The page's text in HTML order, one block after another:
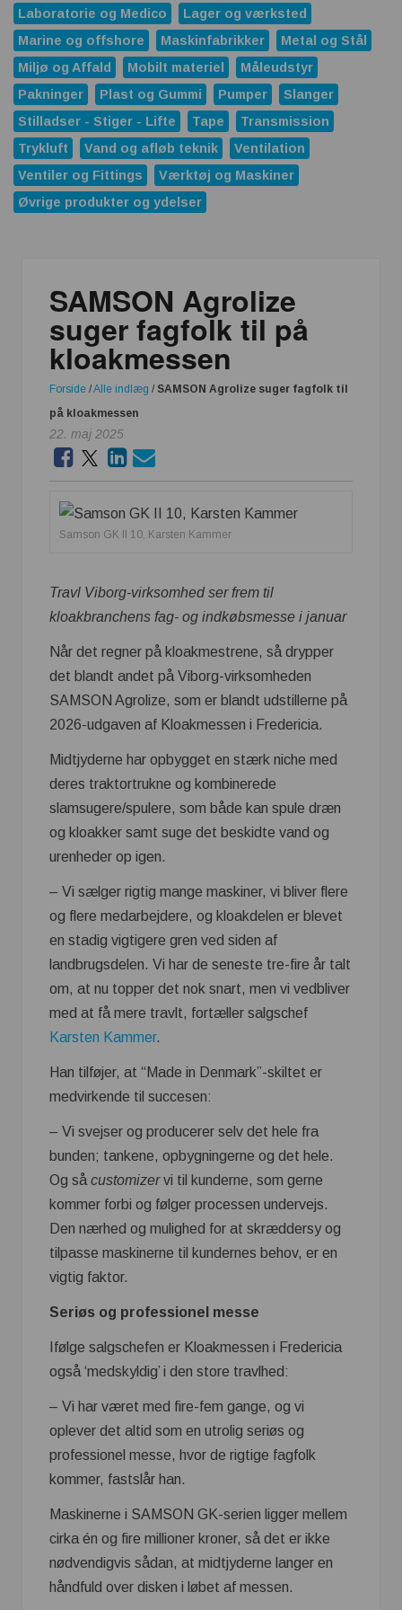
Laboratorie og Medico
Lager og værksted
Marine og offshore
Maskinfabrikker
Metal og Stål
Miljø og Affald
Mobilt materiel
Måleudstyr
Pakninger
Plast og Gummi Pumper
Slanger
Stilladser - Stiger - Lifte
Tape
Transmission
Trykluft
Vand og afløb teknik
Ventilation
Ventiler og Fittings
Værktøj og Maskiner
Øvrige produkter og ydelser
SAMSON Agrolize
suger fagfolk til på
kloakmessen
Forside /Alle indlæg / SAMSON Agrolize suger fagfolk til
på kloakmessen
22. maj 2025
Samson GK II 10, Karsten Kammer
Travl Viborg-virksomhed ser frem til
kloakbranchens fag- og indkøbsmesse i januar
Når det regner på kloakmestrene, så drypper
det blandt andet på Viborg-virksomheden
SAMSON Agrolize, som er blandt udstillerne på
2026-udgaven af Kloakmessen i Fredericia.
Midtjyderne har opbygget en stærk niche med
deres traktortrukne og kombinerede
slamsugere/spulere, som både kan spule dræn
og kloakker samt suge det beskidte vand og
urenheder op igen.
– Vi sælger rigtig mange maskiner, vi bliver flere
og flere medarbejdere, og kloakdelen er blevet
en stadig vigtigere gren ved siden af
landbrugsdelen. Vi har de seneste tre-fire år talt
om, at nu topper det nok snart, men vi vedbliver
med at få mere travlt, fortæller salgschef
Karsten Kammer.
Han tilføjer, at “Made in Denmark”-skiltet er
medvirkende til succesen:
– Vi svejser og producerer selv det hele fra
bunden; tankene, opbygningerne og det hele.
Og så customizervi til kunderne, som gerne
kommer forbi og følger processen undervejs.
Den nærhed og mulighed for at skræddersy og
tilpasse maskinerne til kundernes behov, er en
vigtig faktor.
Seriøs og professionel messe
Ifølge salgschefen er Kloakmessen i Fredericia
også ‘medskyldig’ i den store travlhed:
– Vi har været med fire-fem gange, og vi
oplever det altid som en utrolig seriøs og
professionel messe, hvor de rigtige fagfolk
kommer, fastslår han.
Maskinerne i SAMSON GK-serien ligger mellem
cirka én og fire millioner kroner, så det er ikke
nødvendigvis sådan, at midtjyderne langer en
håndfuld over disken i løbet af messen.